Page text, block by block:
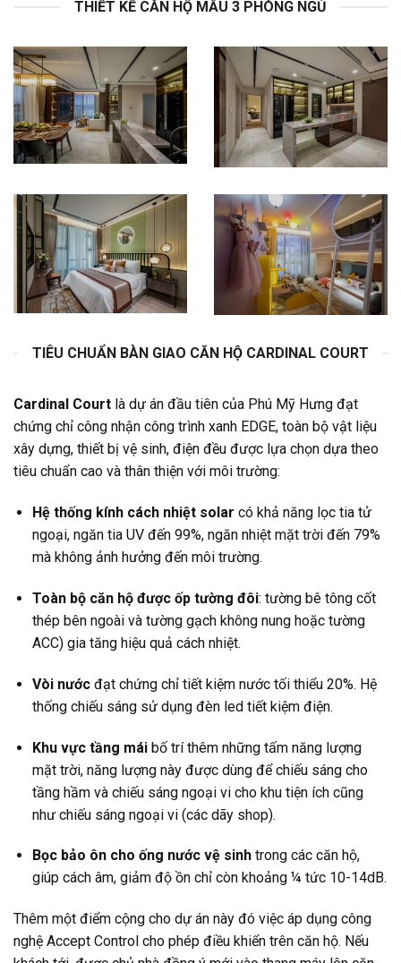
THIẾT KẾ CĂN HỘ MẪU 3 PHÒNG NGỦ
TIÊU CHUẨN BÀN GIAO CĂN HỘ CARDINAL COURT
Cardinal Court là dự án đầu tiên của Phú Mỹ Hưng đạt
chứng chỉ công nhận công trình xanh EDGE, toàn bộ vật liệu
xây dựng, thiết bị vệ sinh, điện đều được lựa chọn dựa theo
tiêu chuẩn cao và thân thiện với môi trường:
Hệ thống kính cách nhiệt solar có khả năng lọc tia tử
ngoại, ngăn tia UV đến 99%, ngăn nhiệt mặt trời đến 79%
mà không ảnh hưởng đến môi trường.
Toàn bộ căn hộ được ốp tường đôi: tường bê tông cốt
thép bên ngoài và tường gạch không nung hoặc tường
ACC) gia tăng hiệu quả cách nhiệt.
Vòi nướcđạt chứng chỉ tiết kiệm nước tối thiểu 20%. Hệ
thống chiếu sáng sử dụng đèn led tiết kiệm điện.
Khu vực tầng máibố trí thêm những tấm năng lượng
mặt trời, năng lượng này được dùng để chiếu sáng cho
tầng hầm và chiếu sáng ngoại vi cho khu tiện ích cũng
như chiếu sáng ngoại vi (các dãy shop).
Bọc bảo ôn cho ống nước vệ sinhtrong các căn hộ,
giúp cách âm, giảm độ ồn chỉ còn khoảng ¼ tức 10-14dB.
Thêm một điểm cộng cho dự án này đó việc áp dụng công
nghệ Accept Control cho phép điều khiển trên căn hộ. Nếu